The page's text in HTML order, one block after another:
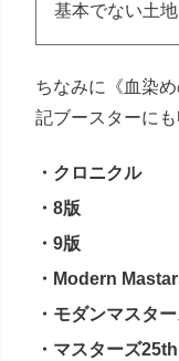
基本でない土地
ちなみに《血染
記ブースターにも
・クロニクル
・8版
・9版
・Modern
・モダンマスタ
・マスターズ25th